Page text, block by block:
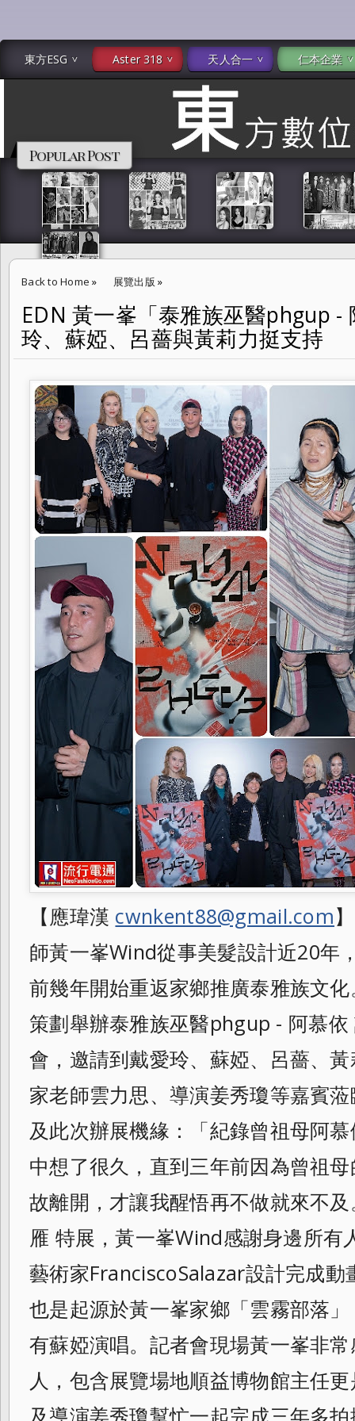
東方ESG Aster 318 天人合一 仁本企業
Popular Post
Back to Home » 展覽出版 »
EDN 黃一峯「泰雅族巫醫phgup - 阿慕依 諾雁 特展」戴愛玲、蘇婭、
EDN 黃一峯「泰雅族巫醫phgup -
玲、蘇婭、呂薔與黃莉力挺支持
【應瑋漢 cwnkent88@gmail.com
師黃一峯Wind從事美髮設計近20年
前幾年開始重返家鄉推廣泰雅族文
策劃舉辦泰雅族巫醫phgup - 阿慕
會，邀請到戴愛玲、蘇婭、呂薔、
家老師雲力思、導演姜秀瓊等嘉賓
及此次辦展機緣：「紀錄曾祖母阿
中想了很久，直到三年前因為曾祖
故離開，才讓我醒悟再不做就來不
雁 特展，黃一峯Wind感謝身邊所有
藝術家FranciscoSalazar設計完成
也是起源於黃一峯家鄉「雲霧部落
有蘇婭演唱。記者會現場黃一峯非
人，包含展覽場地順益博物館主任
及導演姜秀瓊幫忙一起完成三年多